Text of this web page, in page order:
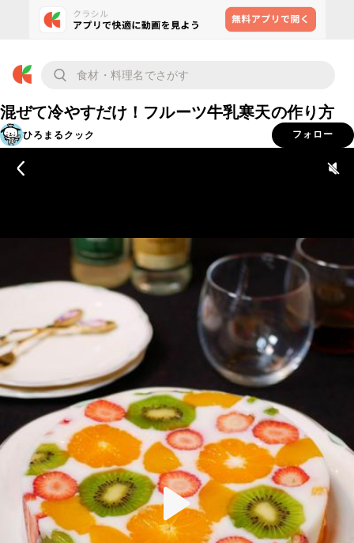
混ぜて冷やすだけ！フルーツ牛乳寒天の作り方
ひろまるクック フォロー